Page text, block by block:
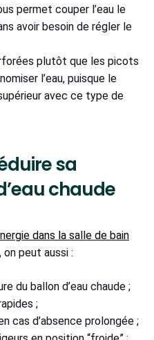
permet couper l’eau le
avoir besoin de régler le
plutôt que les picots
l’eau, puisque le
avec ce type de
sa
chaude
dans la salle de bain
peut aussi :
du ballon d’eau chaude ;
;
cas d’absence prolongée ;